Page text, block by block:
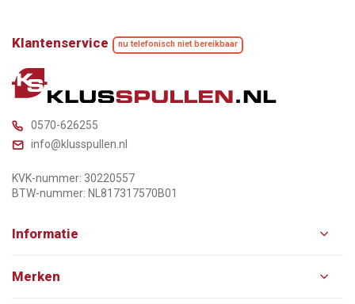
Klantenservice nu telefonisch niet bereikbaar
0570-626255
info@klusspullen.nl
KVK-nummer: 30220557
BTW-nummer: NL817317570B01
Informatie
Merken